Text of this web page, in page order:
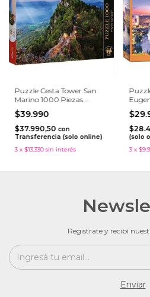
Puzzle Cesta Tower San
Marino 1000 Piezas
Premium Plus
$39.990
$37.990,50 con
Transferencia (solo online)
3 x $13.330 sin interés
Piezas
(solo
3 x
Registrate y recibí